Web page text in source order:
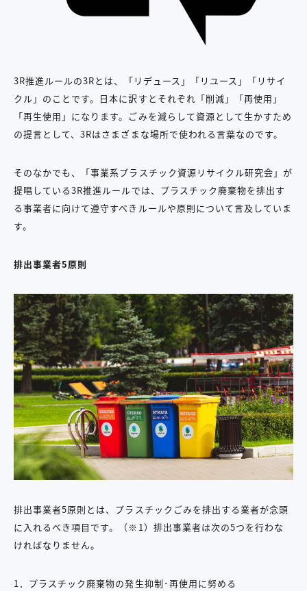
3R推進ルールの3Rとは、「リデュース」「リユース」「リサイ
クル」のことです。日本に訳すとそれぞれ「削減」「再使用」
「再生使用」になります。ごみを減らして資源として生かすため
の提言として、3Rはさまざまな場所で使われる言葉なのです。
そのなかでも、「事業系プラスチック資源リサイクル研究会」が
提唱している3R推進ルールでは、プラスチック廃棄物を排出す
る事業者に向けて遵守すべきルールや原則について言及していま
す。
排出事業者5原則
排出事業者5原則とは、プラスチックごみを排出する業者が念頭
に入れるべき項目です。（※1）排出事業者は次の5つを行わな
ければなりません。
1．プラスチック廃棄物の発生抑制･再使用に努める